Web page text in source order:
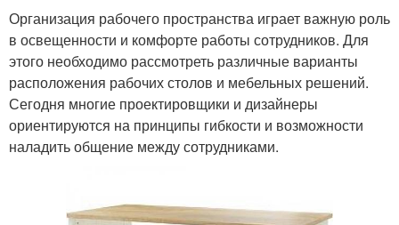
Организация рабочего пространства играет важную роль
в освещенности и комфорте работы сотрудников. Для
этого необходимо рассмотреть различные варианты
расположения рабочих столов и мебельных решений.
Сегодня многие проектировщики и дизайнеры
ориентируются на принципы гибкости и возможности
наладить общение между сотрудниками.